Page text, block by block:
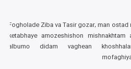
Fogholade Ziba va Tasir gozar, man ostad
ketabhaye amozeshishon
albumo didam vaghean